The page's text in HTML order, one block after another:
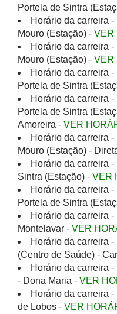
Portela de Sintra
Horário da carreira
Mouro (Estação) - VER
Horário da carreira
Mouro (Estação) - VER
Horário da carreira
Portela de Sintra
Horário da carreira
Portela de Sintra
Amoreira - VER
Horário da carreira
Mouro (Estação) -
Horário da carreira
Sintra (Estação) - VER
Horário da carreira
Portela de Sintra
Horário da carreira
Montelavar - VER
Horário da carreira
(Centro de Saúde) -
Horário da carreira
- Dona Maria - VER
Horário da carreira
de Lobos - VER